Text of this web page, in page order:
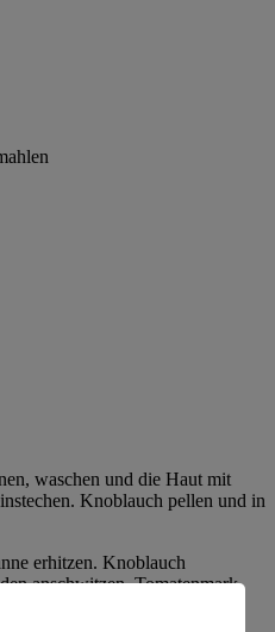
waschen und die Haut mit
Knoblauch pellen und in
erhitzen. Knoblauch
anschwitzen. Tomatenmark